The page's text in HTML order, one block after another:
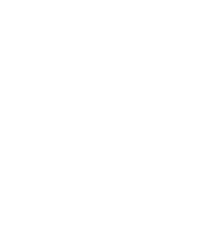
Vida
dela v
turizmu
Poletne